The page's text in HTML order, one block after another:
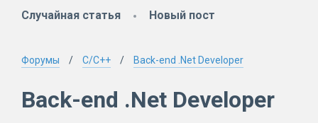
Случайная статья
Новый пост
Форумы C/C++ Back-end .Net Developer
Back-end .Net Developer